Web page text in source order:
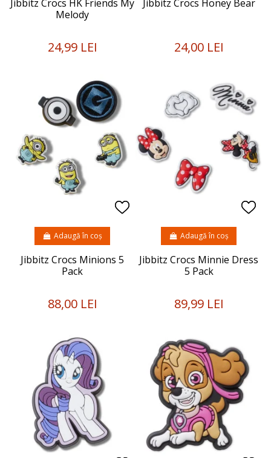
Jibbitz Crocs HK Friends My
Melody
24,99 LEI
Jibbitz Crocs Honey Bear
24,00 LEI
Jibbitz Crocs Minions 5
Pack
88,00 LEI
Adaugă în coș
Jibbitz Crocs Minnie Dress
5 Pack
89,99 LEI
Adaugă în coș